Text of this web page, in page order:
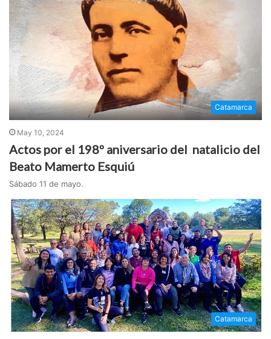
Catamarca
May 10, 2024
Actos por el 198º aniversario del natalicio del
Beato Mamerto Esquiú
Sábado 11 de mayo.
Catamarca